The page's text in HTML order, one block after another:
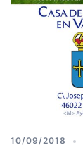
10/09/2018